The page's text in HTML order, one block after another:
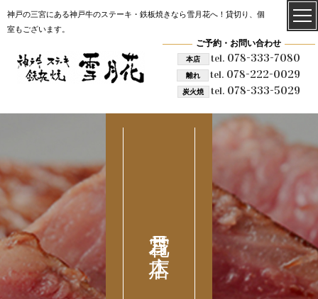
神戸の三宮にある神戸牛のステーキ・鉄板焼きなら雪月花へ！貸切り、個
室もございます。
ご予約・お問い合わせ
本店 tel.078-333-7080
離れ tel. 078-222-0029
炭火焼 tel.078-333-5029
雪月花 本店